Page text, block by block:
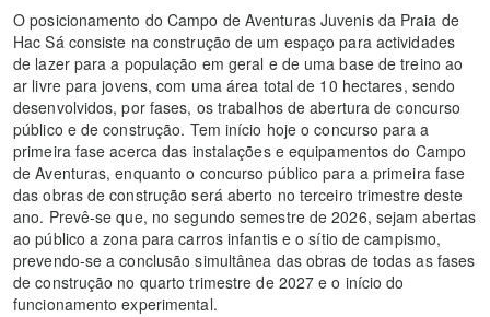
O posicionamento do Campo de Aventuras Juvenis da Praia de
Hac Sá consiste na construção de um espaço para actividades
de lazer para a população em geral e de uma base de treino ao
ar livre para jovens, com uma área total de 10 hectares, sendo
desenvolvidos, por fases, os trabalhos de abertura de concurso
público e de construção. Tem início hoje o concurso para a
primeira fase acerca das instalações e equipamentos do Campo
de Aventuras, enquanto o concurso público para a primeira fase
das obras de construção será aberto no terceiro trimestre deste
ano. Prevê-se que, no segundo semestre de 2026, sejam abertas
ao público a zona para carros infantis e o sítio de campismo,
prevendo-se a conclusão simultânea das obras de todas as fases
de construção no quarto trimestre de 2027 e o início do
funcionamento experimental.